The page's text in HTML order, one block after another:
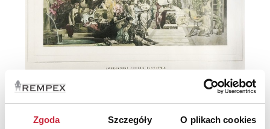
Zgoda Szczegóły O plikach cookies
Józef HOLEWIŃSKI (1848-1917)